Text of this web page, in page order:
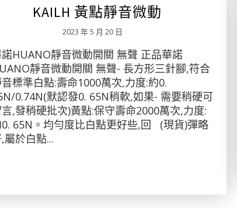
KAILH 黃點靜音微動
2023 年 5 月 20 日
HUANO靜音微動開關 無聲 正品華諾
靜音微動開關 無聲- 長方形三針腳,符合
標準白點:壽命1000萬次,力度:約0.
0.74N(默認發0. 65N稍軟,如果- 需要稍硬可
,發稍硬批次)黃點:保守壽命2000萬次,力度:
0. 65N。均勻度比白點更好些,回 (現貨)彈略
屬於白點...